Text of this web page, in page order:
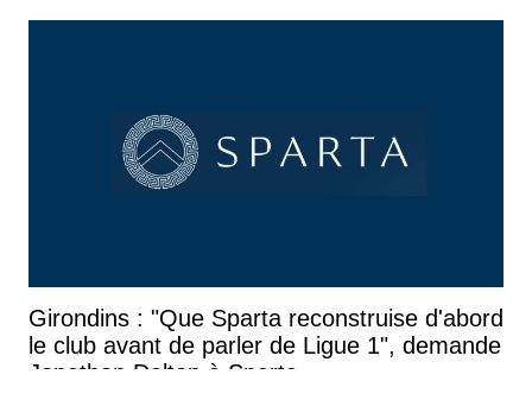
Girondins : "Que Sparta reconstruise d'abord
le club avant de parler de Ligue 1", demande
Jonathan Dalton à Sparta